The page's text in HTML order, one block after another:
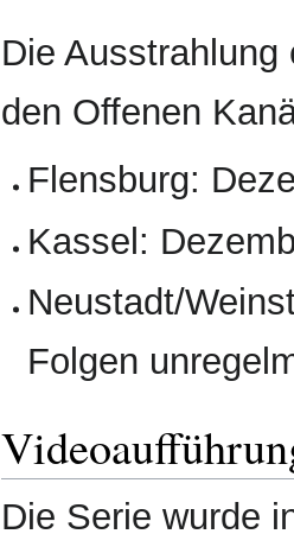
Die
den Offenen
Flensburg:
Kassel:
Neustadt/
Folgen
Die Serie wurde